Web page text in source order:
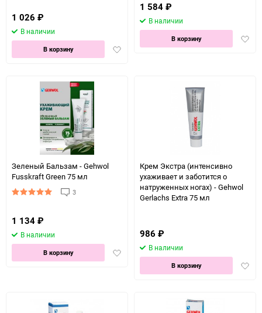
1 026 ₽
В наличии
Добавить
В корзину
1 584 ₽
В наличии
В корзину
Зеленый Бальзам - Gehwol
Fusskraft Green 75 мл
3
1 134 ₽
В наличии
Добавить
избранное
В корзину
Крем Экстра (интенсивно
ухаживает и заботится о
натруженных ногах) - Gehwol
Gerlachs Extra 75 мл
986 ₽
В наличии
В корзину